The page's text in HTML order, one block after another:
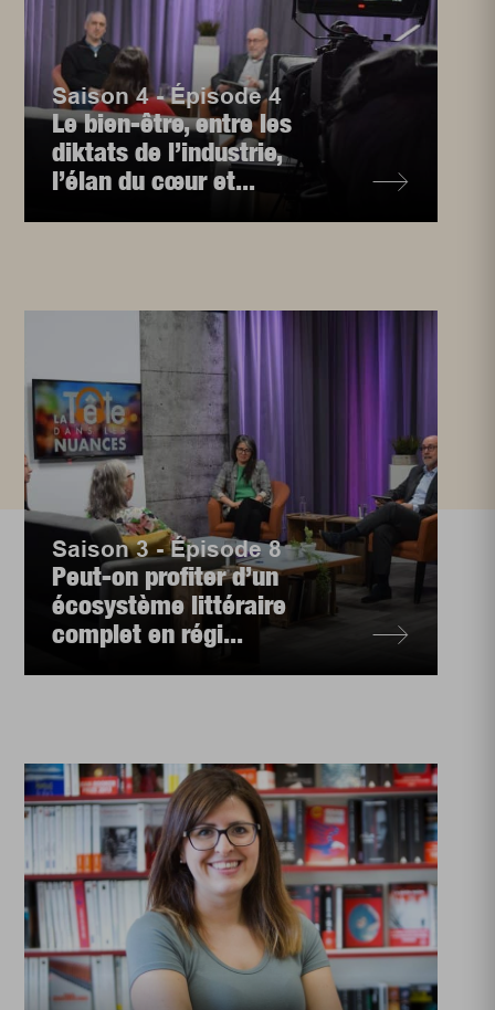
Saison 4 - Épisode 4
Le bien-être, entre les
diktats de l’industrie,
l’élan du cœur et...
Saison 3 - Épisode 8
Peut-on profiter d’un
écosystème littéraire
complet en régi...